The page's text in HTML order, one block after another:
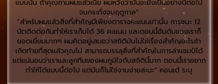
แบบนั้น ถ้าคุณถามผมแล้วเนี่ย ผมหวังว่ามันจะยังเป็นอย่างนี้ต่อไป
จนกระทั่งจบฤดูกาล”
“สำหรับผมแล้วสิ่งที่สำคัญมีเพียงตารางคะแนนเท่านั้น การชนะ 12
นัดติดต่อกันทำให้เราเก็บได้ 36 คะแนน และตอนนี้อันดับของเราก็
ยอดเยี่ยมมากๆ ผมคิดอยู่เสมอว่าสถิติมันไม่ใช่เรื่องสำคัญอะไรถ้า
เกิดท้ายที่สุดแล้วคุณไม่ สามารถบรรลุสิ่งที่สำคัญในการล่าแชมป์ได้
แต่แน่นอนว่าเราและลูกทีมของผมภูมิใจกับสถิตินี้มาก ตอนนี้เราอยาก
ทำให้ได้แบบนี้ต่อไป แต่มันก็ไม่ใช่งานง่ายล่ะนะ” คอนเต้ ระบุ